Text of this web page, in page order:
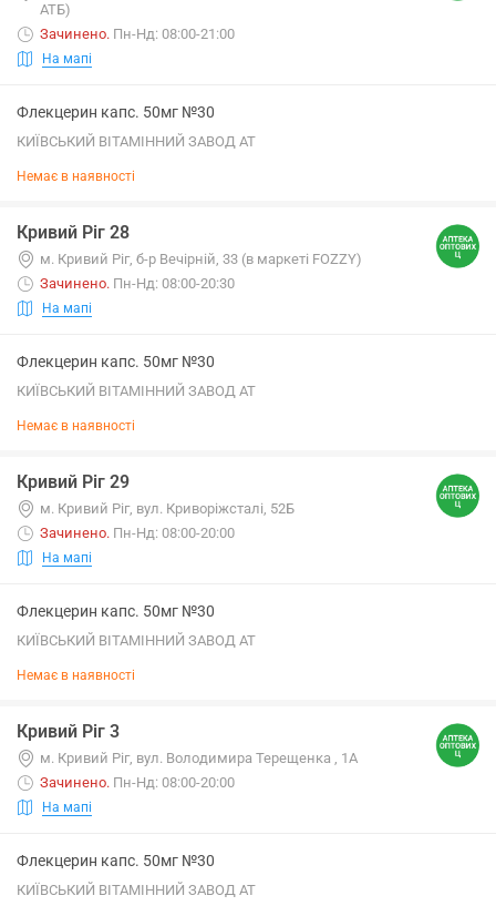
АТБ)
Зачинено. Пн-Нд: 08:00-21:00
На мапі
Флекцерин капс. 50мг №30
КИЇВСЬКИЙ ВІТАМІННИЙ ЗАВОД АТ
Немає в наявності
Кривий Ріг 28
м. Кривий Ріг, б-р Вечірній, 33 (в маркеті FOZZY)
Зачинено. Пн-Нд: 08:00-20:30
На мапі
Флекцерин капс. 50мг №30
КИЇВСЬКИЙ ВІТАМІННИЙ ЗАВОД АТ
Немає в наявності
Кривий Ріг 29
м. Кривий Ріг, вул. Криворіжсталі, 52Б
Зачинено. Пн-Нд: 08:00-20:00
На мапі
Флекцерин капс. 50мг №30
КИЇВСЬКИЙ ВІТАМІННИЙ ЗАВОД АТ
Немає в наявності
Кривий Ріг 3
м. Кривий Ріг, вул. Володимира Терещенка , 1А
Зачинено. Пн-Нд: 08:00-20:00
На мапі
Флекцерин капс. 50мг №30
КИЇВСЬКИЙ ВІТАМІННИЙ ЗАВОД АТ